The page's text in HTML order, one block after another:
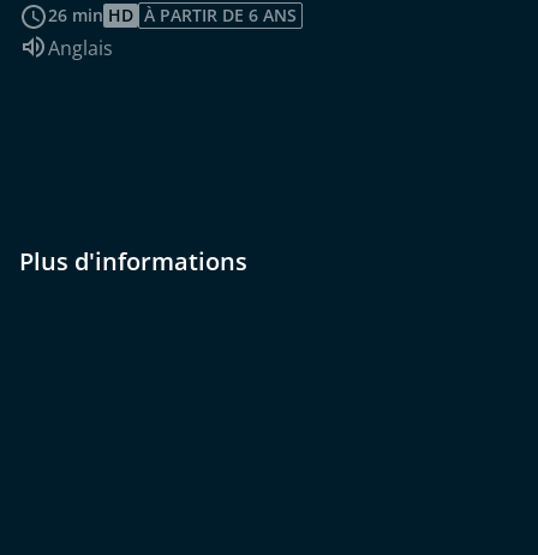
cerveau ? Ce n'est que grâce à l'oubli que nous
pouvons faire face au flot d'informations et aux
26 min HD À PARTIR DE 6 ANS
Audio :
Anglais
Plus d'informations